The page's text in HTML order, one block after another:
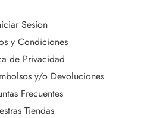
Sesion
y Condiciones
de Privacidad
y/o Devoluciones
Frecuentes
Tiendas